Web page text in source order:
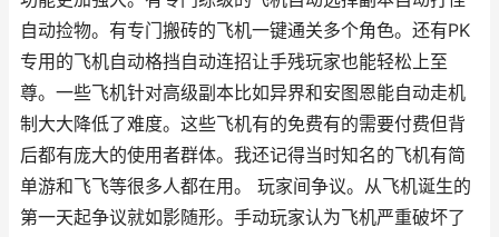
自动捡物。有专门搬砖的飞机一键通关多个角色。还有PK
专用的飞机自动格挡自动连招让手残玩家也能轻松上至
尊。一些飞机针对高级副本比如异界和安图恩能自动走机
制大大降低了难度。这些飞机有的免费有的需要付费但背
后都有庞大的使用者群体。我还记得当时知名的飞机有简
单游和飞飞等很多人都在用。 玩家间争议。从飞机诞生的
第一天起争议就如影随形。手动玩家认为飞机严重破坏了